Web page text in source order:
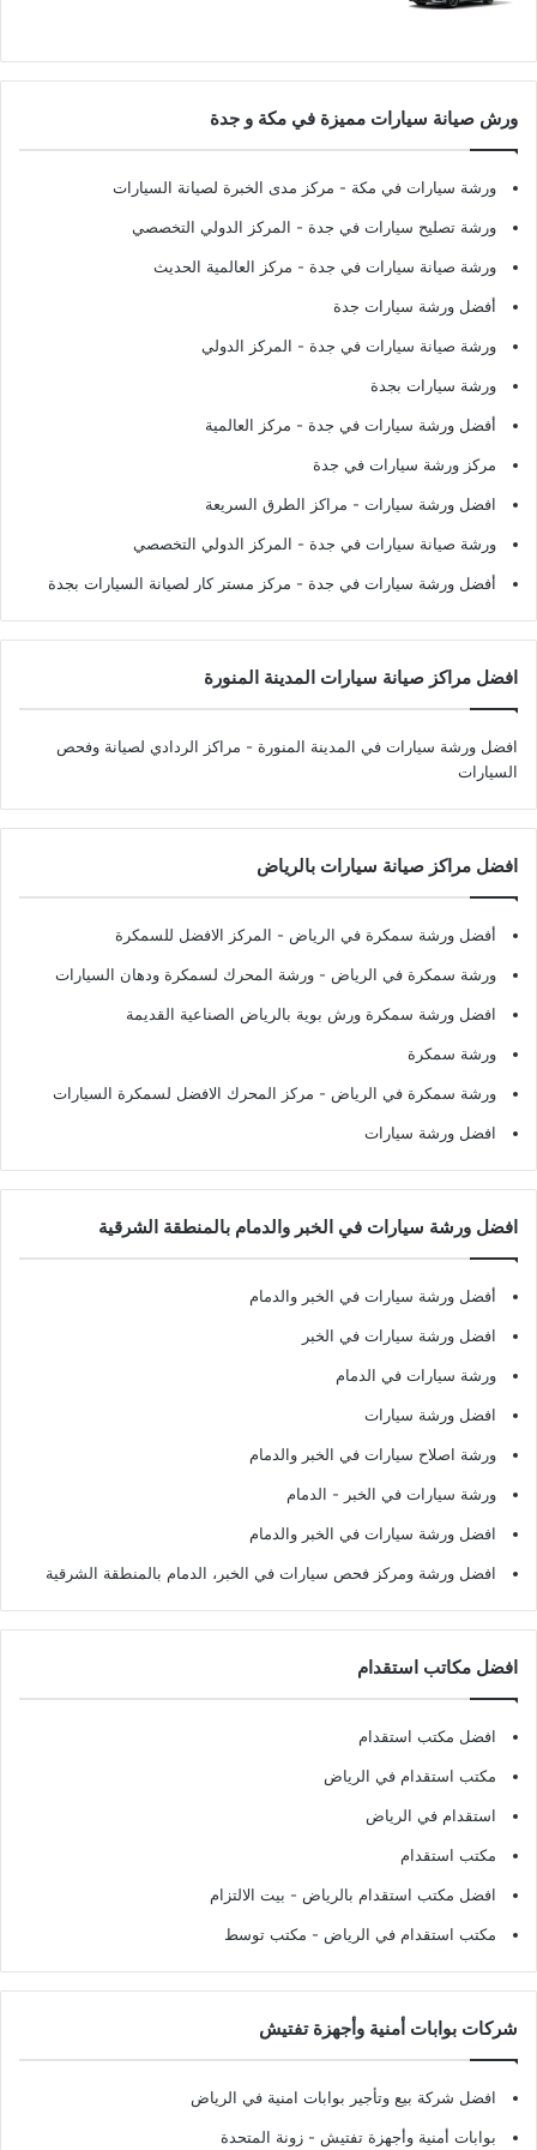
ورش صيانة سيارات مميزة في مكة و جدة
ورشة سيارات في مكة - مركز مدى الخبرة لصيانة السيارات
ورشة تصليح سيارات في جدة - المركز الدولي التخصصي
ورشة صيانة سيارات في جدة - مركز العالمية الحديث
أفضل ورشة سيارات جدة
ورشة صيانة سيارات في جدة - المركز الدولي
ورشة سيارات بجدة
أفضل ورشة سيارات في جدة - مركز العالمية
مركز ورشة سيارات في جدة
افضل ورشة سيارات - مراكز الطرق السريعة
ورشة صيانة سيارات في جدة - المركز الدولي التخصصي
أفضل ورشة سيارات في جدة - مركز مستر كار لصيانة السيارات بجدة
افضل مراكز صيانة سيارات المدينة المنورة
افضل ورشة سيارات في المدينة المنورة - مراكز الردادي لصيانة وفحص
السيارات
افضل مراكز صيانة سيارات بالرياض
أفضل ورشة سمكرة في الرياض - المركز الافضل للسمكرة
ورشة سمكرة في الرياض - ورشة المحرك لسمكرة ودهان السيارات
افضل ورشة سمكرة ورش بوية بالرياض الصناعية القديمة
ورشة سمكرة
ورشة سمكرة في الرياض - مركز المحرك الافضل لسمكرة السيارات
افضل ورشة سيارات
افضل ورشة سيارات في الخبر والدمام بالمنطقة الشرقية
أفضل ورشة سيارات في الخبر والدمام
افضل ورشة سيارات في الخبر
ورشة سيارات في الدمام
افضل ورشة سيارات
ورشة اصلاح سيارات في الخبر والدمام
ورشة سيارات في الخبر - الدمام
افضل ورشة سيارات في الخبر والدمام
افضل ورشة ومركز فحص سيارات في الخبر، الدمام بالمنطقة الشرقية
افضل مكاتب استقدام
افضل مكتب استقدام
مكتب استقدام في الرياض
استقدام في الرياض
مكتب استقدام
افضل مكتب استقدام بالرياض - بيت الالتزام
مكتب استقدام في الرياض - مكتب توسط
شركات بوابات أمنية وأجهزة تفتيش
افضل شركة بيع وتأجير بوابات امنية في الرياض
بوابات أمنية وأجهزة تفتيش - زونة المتحدة